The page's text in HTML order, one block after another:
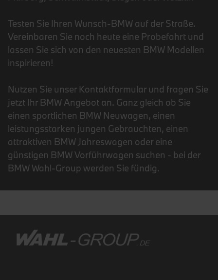
Testen Sie Ihren Wunsch-BMW auf der Straße.
Vereinbaren Sie noch heute eine Probefahrt und
lassen Sie sich von den neuesten BMW Modellen
inspirieren!
Nutzen Sie unser Kontaktformular und fragen Sie
jetzt Ihr BMW Angebot an. Ganz gleich ob Sie
einen sportlichen BMW Neuwagen, einen
leistungsstarken jungen Gebrauchten, einen
attraktiven BMW Jahreswagen oder eine
günstigen BMW Vorführwagen suchen - bei der
BMW Wahl-Group werden Sie fündig.